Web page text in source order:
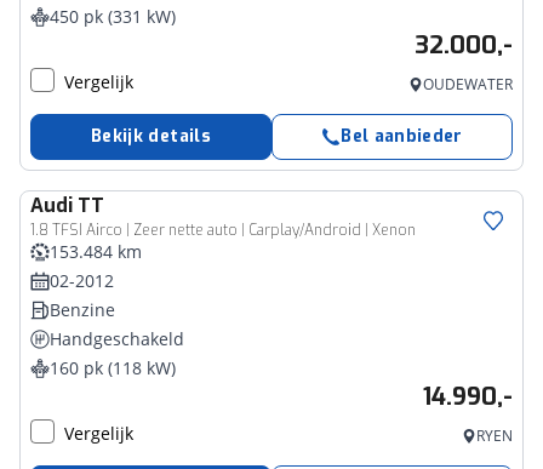
450 pk (331 kW)
32.000,-
Vergelijk OUDEWATER
Bekijk details Bel aanbieder
Audi TT
1.8 TFSI Airco | Zeer nette auto | Carplay/Android | Xenon
153.484 km
02-2012
Benzine
Handgeschakeld
160 pk (118 kW)
14.990,-
Vergelijk RYEN